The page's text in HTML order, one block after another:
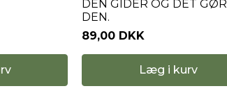
DEN GIDER OG DET GØR
DEN.
89,00 DKK
Læg i kurv